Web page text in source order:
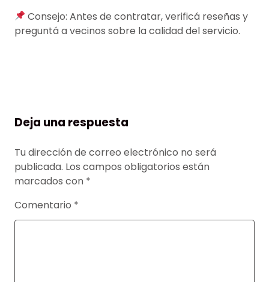
Consejo: Antes de contratar, verificá reseñas y
preguntá a vecinos sobre la calidad del servicio.
Deja una respuesta
Tu dirección de correo electrónico no será
publicada. Los campos obligatorios están
marcados con *
Comentario *